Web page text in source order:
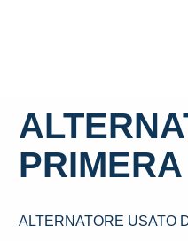
ALTERNATORE USATO